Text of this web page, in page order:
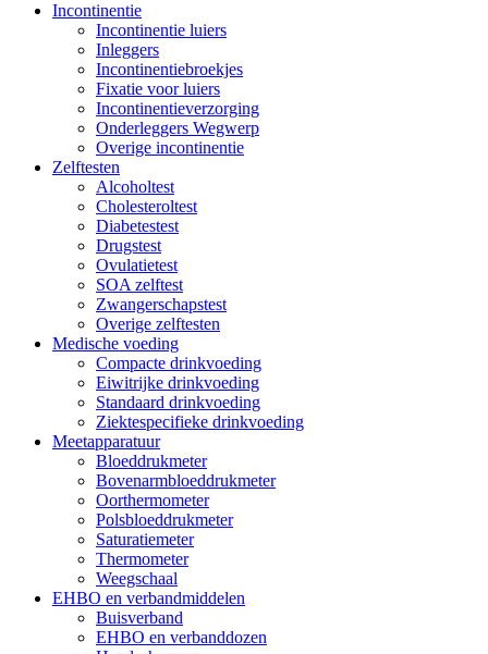
Incontinentie
Incontinentie luiers
Inleggers
Incontinentiebroekjes
Fixatie voor luiers
Incontinentieverzorging
Onderleggers Wegwerp
Overige incontinentie
Zelftesten
Alcoholtest
Cholesteroltest
Diabetestest
Drugstest
Ovulatietest
SOA zelftest
Zwangerschapstest
Overige zelftesten
Medische voeding
Compacte drinkvoeding
Eiwitrijke drinkvoeding
Standaard drinkvoeding
Ziektespecifieke drinkvoeding
Meetapparatuur
Bloeddrukmeter
Bovenarmbloeddrukmeter
Oorthermometer
Polsbloeddrukmeter
Saturatiemeter
Thermometer
Weegschaal
EHBO en verbandmiddelen
Buisverband
EHBO en verbanddozen